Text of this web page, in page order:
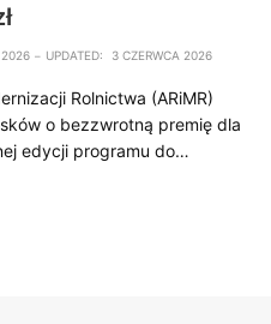
2026 UPDATED: 3 CZERWCA 2026
Rolnictwa (ARiMR)
o bezzwrotną premię dla
edycji programu do…